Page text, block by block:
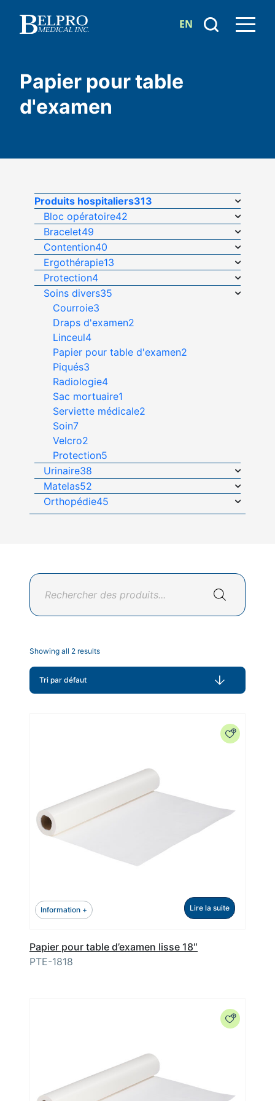
EN
Papier pour table
d'examen
Produits hospitaliers313
Bloc opératoire42
Bracelet49
Contention40
Ergothérapie13
Protection4
Soins divers35
Courroie3
Draps d'examen2
Linceul4
Papier pour table d'examen2
Piqués3
Radiologie4
Sac mortuaire1
Serviette médicale2
Soin7
Velcro2
Protection5
Urinaire38
Matelas52
Orthopédie45
Recherche
produits
Showing all 2 results
Information + Lire la suite
Papier pour table d’examen lisse 18″
PTE-1818